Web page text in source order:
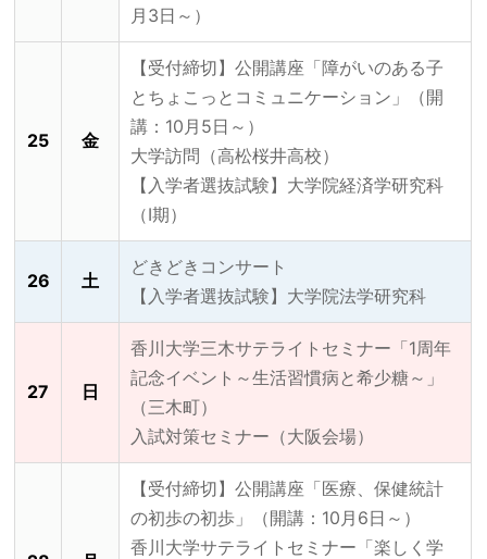
月3日～）
25 金
【受付締切】公開講座「障がいのある子
とちょこっとコミュニケーション」（開
講：10月5日～）
大学訪問（高松桜井高校）
【入学者選抜試験】大学院経済学研究科
（Ⅰ期）
26 土
どきどきコンサート
【入学者選抜試験】大学院法学研究科
27 日
香川大学三木サテライトセミナー「1周年
記念イベント～生活習慣病と希少糖～」
（三木町）
入試対策セミナー（大阪会場）
【受付締切】公開講座「医療、保健統計
の初歩の初歩」（開講：10月6日～）
香川大学サテライトセミナー「楽しく学